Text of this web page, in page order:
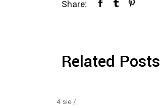
Share:
Related Posts
4 sie